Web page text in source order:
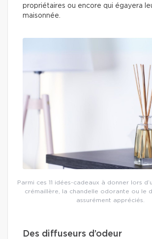
propriétaires ou encore qui égayera
maisonnée.
Parmi ces 11 idées-cadeaux à donner lors
crémaillère, la chandelle odorante ou le
assurément appréciés.
Des diffuseurs d’odeur